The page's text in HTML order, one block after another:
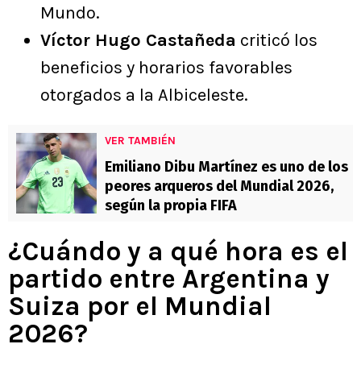
Mundo.
Víctor Hugo Castañeda criticó los
beneficios y horarios favorables
otorgados a la Albiceleste.
VER TAMBIÉN
Emiliano Dibu Martínez es uno de los
peores arqueros del Mundial 2026,
según la propia FIFA
¿Cuándo y a qué hora es el
partido entre Argentina y
Suiza por el Mundial
2026?